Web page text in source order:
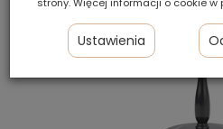
strony. Więcej informacji o cookie w
Ustawienia